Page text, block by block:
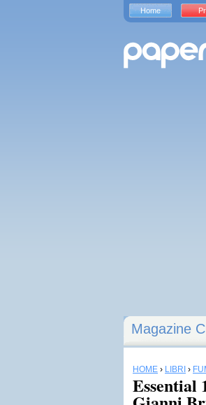
Magazine
HOME › LIBRI ›
Essential
Home